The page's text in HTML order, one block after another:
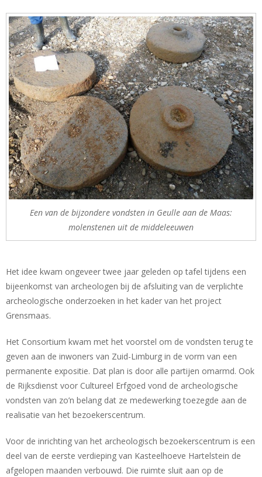
Een van de bijzondere vondsten in Geulle aan de Maas:
molenstenen uit de middeleeuwen
Het idee kwam ongeveer twee jaar geleden op tafel tijdens een
bijeenkomst van archeologen bij de afsluiting van de verplichte
archeologische onderzoeken in het kader van het project
Grensmaas.
Het Consortium kwam met het voorstel om de vondsten terug te
geven aan de inwoners van Zuid-Limburg in de vorm van een
permanente expositie. Dat plan is door alle partijen omarmd. Ook
de Rijksdienst voor Cultureel Erfgoed vond de archeologische
vondsten van zo’n belang dat ze medewerking toezegde aan de
realisatie van het bezoekerscentrum.
Voor de inrichting van het archeologisch bezoekerscentrum is een
deel van de eerste verdieping van Kasteelhoeve Hartelstein de
afgelopen maanden verbouwd. Die ruimte sluit aan op de